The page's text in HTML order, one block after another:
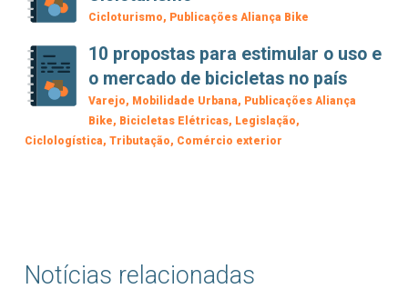
Cicloturismo Publicações Aliança Bike
10 propostas para estimular o uso e
o mercado de bicicletas no país
Varejo Mobilidade Urbana
Publicações Aliança
Bike
Bicicletas Elétricas Legislação
Ciclologística Tributação Comércio exterior
Notícias relacionadas